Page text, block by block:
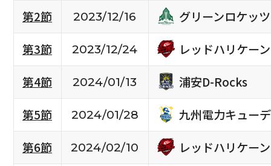
第2節
2023/12/16
グリーンロケッ
第3節
2023/12/24
レッドハリケー
第4節
2024/01/13
浦安D-Rocks
第5節
2024/01/28
九州電力キュー
第6節
2024/02/10
レッドハリケー